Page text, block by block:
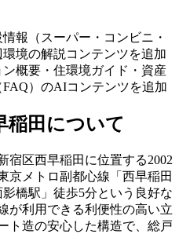
情報（スーパー・コンビニ・
境の解説コンテンツを追加
ン概要・住環境ガイド・資産
）のAIコンテンツを追加
稲田 について
宿区西早稲田に位置する2002
京メトロ副都心線「西早稲田
橋駅」徒歩5分という良好な
が利用できる利便性の高い立
ト造の安心した構造で、総戸